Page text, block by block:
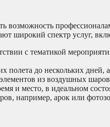
возможность
широкий спектр услуг,
с тематикой
полета до нескольких дней,
из воздушных
и место, в идеальном
например, арок или